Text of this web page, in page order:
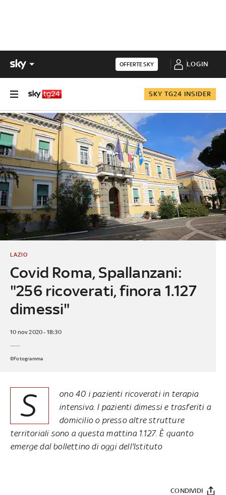
OFFERTE SKY LOGIN
SKY TG24 INSIDER
Covid Roma, Spallanzani:
"256 ricoverati, finora 1.127
dimessi"
LAZIO
10 nov 2020 - 18:30
©Fotogramma
S
ono 40 i pazienti ricoverati in terapia
intensiva. I pazienti dimessi e trasferiti a
domicilio o presso altre strutture
territoriali sono a questa mattina 1.127. È quanto
emerge dal bollettino di oggi dell'Istituto
CONDIVIDI